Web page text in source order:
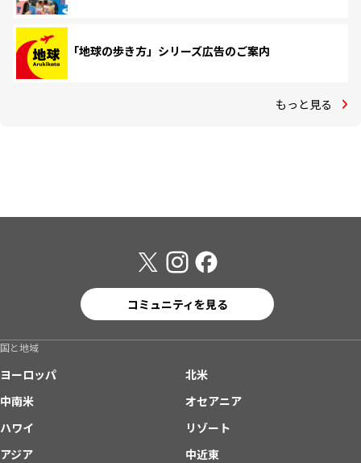
「地球の歩き方」シリーズ広告のご案内
もっと見る
コミュニティを見る
国と地域
ヨーロッパ
北米
中南米
オセアニア
ハワイ
リゾート
アジア
中近東